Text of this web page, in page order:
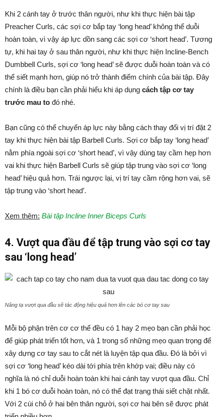
Khi 2 cánh tay ở trước thân người, như khi thực hiện bài tập
Preacher Curls, các sợi cơ bắp tay ‘long head’ không thể duỗi
hoàn toàn, vì vậy áp lực dồn sang các sợi cơ ‘short head’. Tương
tự, khi hai tay ở sau thân người, như khi thực hiện Incline-Bench
Dumbbell Curls, sợi cơ ‘long head’ sẽ được duỗi hoàn toàn và có
thể siết mạnh hơn, giúp nó trở thành điểm chính của bài tập. Đây
chính là điều bạn cần phải hiểu khi áp dụng cách tập cơ tay
trước mau to đó nhé.
Bạn cũng có thể chuyển áp lực này bằng cách thay đổi vị trí đặt 2
tay khi thực hiện bài tập Barbell Curls. Sợi cơ bắp tay ‘long head’
nằm phía ngoài sợi cơ ‘short head’, vì vậy dùng tay cầm hẹp hơn
vai khi thực hiện Barbell Curls sẽ giúp tập trung vào sợi cơ ‘long
head’ hiệu quả hơn. Trái ngược lại, vị trí tay cầm rộng hơn vai, sẽ
tập trung vào ‘short head’.
Xem thêm: Bài tập Incline Inner Biceps Curls
4. Vượt qua đầu để tập trung vào sợi cơ tay
sau ‘long head’
Nâng tạ vượt qua đầu sẽ tác động hiệu quả hơn lên các bó cơ tay sau
Mỗi bộ phận trên cơ cơ thể đều có 1 hay 2 mẹo bạn cần phải học
để giúp phát triển tốt hơn, và 1 trong số những mẹo quan trọng để
xây dựng cơ tay sau to cắt nét là luyện tập qua đầu. Đó là bởi vì
sợi cơ ‘long head’ kéo dài tới phía trên khớp vai; điều này có
nghĩa là nó chỉ duỗi hoàn toàn khi hai cánh tay vượt qua đầu. Chỉ
khi 1 bó cơ duỗi hoàn toàn, nó có thể đạt trạng thái siết chặt nhất.
Với 2 cùi chỏ ở hai bên thân người, sợi cơ hai bên sẽ được phát